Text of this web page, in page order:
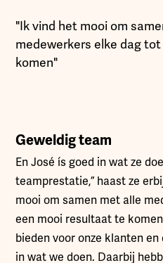
"Ik vind het mooi om
medewerkers elke dag
komen"
Geweldig team
En José ís goed in wat ze
teamprestatie,” haast ze
mooi om samen met alle
een mooi resultaat te
bieden voor onze klanten
in wat we doen. Daarbij